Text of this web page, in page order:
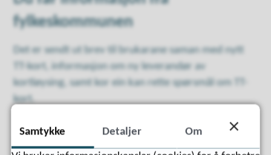
fylkeskommunen
Det er sendt ut brev til brukarane saman med nytt
TT-kort, informasjon om ny leverandør av
kortløysing, samt kor ein kan rette spørsmål om TT-
kort.
Kva er TT-ordninga?
Samtykke Detaljer Om